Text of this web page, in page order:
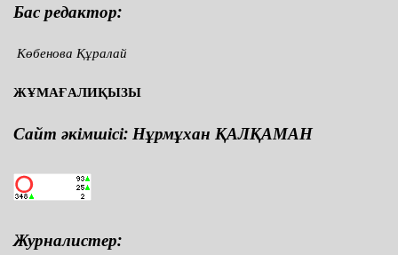
Бас редактор:
Көбенова Құралай
ЖҰМАҒАЛИҚЫЗЫ
Сайт әкімшісі: Нұрмұхан ҚАЛҚАМАН
Журналистер: